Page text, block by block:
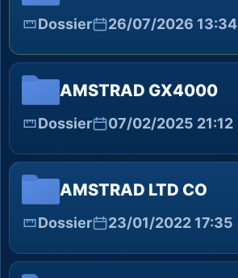
Dossier 26/07/2026 13:34
AMSTRAD GX4000
Dossier 07/02/2025 21:12
AMSTRAD LTD CO
Dossier 23/01/2022 17:35